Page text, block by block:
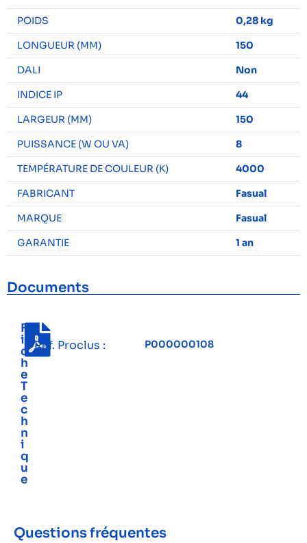
POIDS
0,28 kg
LONGUEUR (MM)
150
DALI
Non
INDICE IP
44
LARGEUR (MM)
150
PUISSANCE (W OU VA)
8
TEMPÉRATURE DE COULEUR (K)
4000
FABRICANT
Fasual
MARQUE
Fasual
GARANTIE
1 an
Documents
F
i
c
h
e
T
e
c
h
n
i
q
u
e
Réf. Proclus : P000000108
Questions fréquentes